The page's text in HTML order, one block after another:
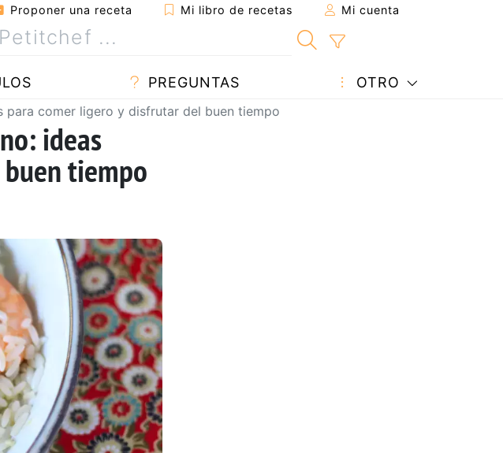
Proponer una receta Mi libro de recetas Mi cuenta
PREGUNTAS OTRO
para comer ligero y disfrutar del buen tiempo
ideas
tiempo